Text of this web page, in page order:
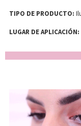
TIPO DE PRODUCTO:
LUGAR DE APLICACIÓN: